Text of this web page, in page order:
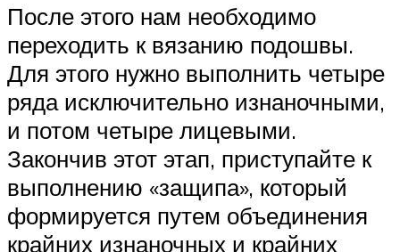
После этого нам необходимо
переходить к вязанию подошвы.
Для этого нужно выполнить четыре
ряда исключительно изнаночными,
и потом четыре лицевыми.
Закончив этот этап, приступайте к
выполнению «защипа», который
формируется путем объединения
крайних изнаночных и крайних